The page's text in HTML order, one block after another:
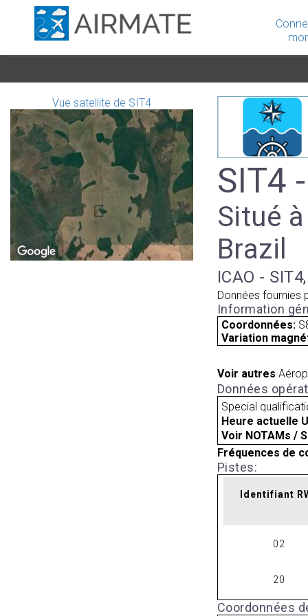
Vue satellite de SIT4
SIT4
Situé
Brazil
ICAO -
Données fournies
Information
Coordonnées:
Variation
Voir autres
Données
Special
Heure actuelle
Voir NOTAMs /
Fréquences de
Pistes:
Identifiant
02
20
Coordonnées